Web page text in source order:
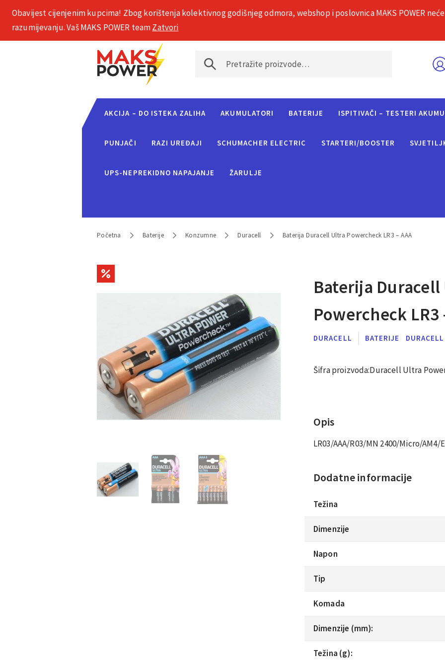
+385 1 2002 575 O nama
AKCIJA – DO ISTEKA ZALIHA AKUMULATORI BATERIJE ISPITIVAČI – TESTERI
PUNJAČI RAZI UREĐAJI SCHUMACHER ELECTRIC STARTERI/BOOSTER
UPS-NEPREKIDNO NAPAJANJE ŽARULJE
Početna Baterije Konzumne Duracell Baterija Duracell Ultra Powercheck LR3 – AAA
Baterija
Powercheck LR3
DURACELL BATERIJE DURACELL
Šifra proizvoda:Duracell Ultra
Opis
LR03/AAA/R03/MN 2400/Micro/AM4/
Dodatne informacije
Težina
Dimenzije
Napon
Tip
Komada
Dimenzije (mm):
Težina (g):
Obavijest cijenjenim kupcima! Zbog korištenja kolektivnog godišnjeg odmora, webshop i poslovnica MAKS POWER neće
razumijevanju. Vaš MAKS POWER teamZatvori